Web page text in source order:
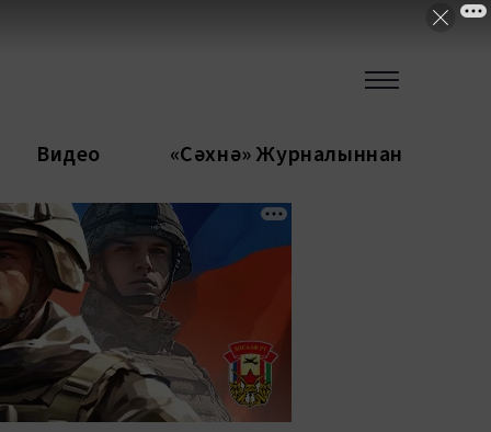
Видео «Сәхнә» Журналыннан